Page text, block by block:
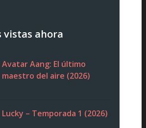
vistas ahora
Avatar Aang: El último
maestro del aire (2026)
Lucky – Temporada 1 (2026)